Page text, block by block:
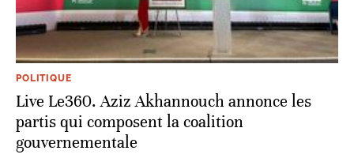
POLITIQUE
Live Le360. Aziz Akhannouch annonce les
partis qui composent la coalition
gouvernementale